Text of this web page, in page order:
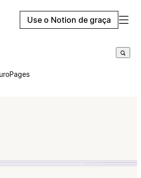
Use o Notion de graça